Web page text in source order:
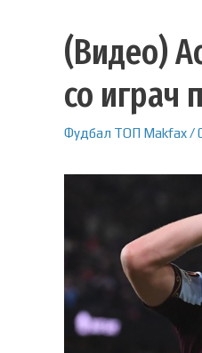
(Видео)
со играч
Фудбал ТОП Makfax/